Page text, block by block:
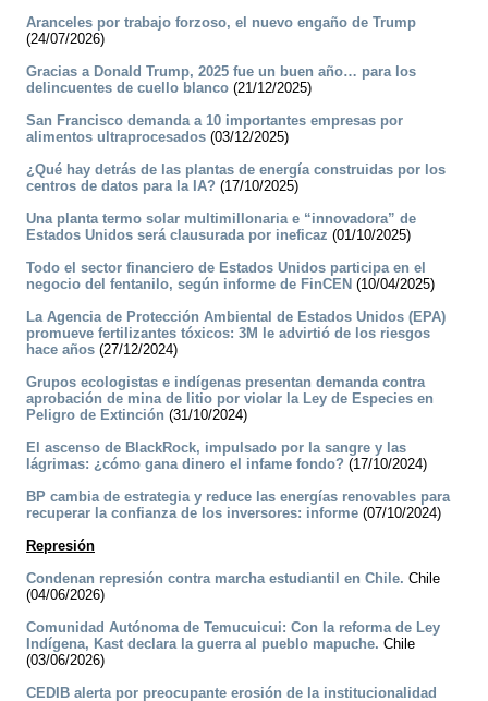
Aranceles por trabajo forzoso, el nuevo engaño de Trump
(24/07/2026)
Gracias a Donald Trump, 2025 fue un buen año… para los
delincuentes de cuello blanco (21/12/2025)
San Francisco demanda a 10 importantes empresas por
alimentos ultraprocesados (03/12/2025)
¿Qué hay detrás de las plantas de energía construidas por los
centros de datos para la IA? (17/10/2025)
Una planta termo solar multimillonaria e “innovadora” de
Estados Unidos será clausurada por ineficaz (01/10/2025)
Todo el sector financiero de Estados Unidos participa en el
negocio del fentanilo, según informe de FinCEN (10/04/2025)
La Agencia de Protección Ambiental de Estados Unidos (EPA)
promueve fertilizantes tóxicos: 3M le advirtió de los riesgos
hace años (27/12/2024)
Grupos ecologistas e indígenas presentan demanda contra
aprobación de mina de litio por violar la Ley de Especies en
Peligro de Extinción (31/10/2024)
El ascenso de BlackRock, impulsado por la sangre y las
lágrimas: ¿cómo gana dinero el infame fondo? (17/10/2024)
BP cambia de estrategia y reduce las energías renovables para
recuperar la confianza de los inversores: informe (07/10/2024)
Represión
Condenan represión contra marcha estudiantil en Chile. Chile
(04/06/2026)
Comunidad Autónoma de Temucuicui: Con la reforma de Ley
Indígena, Kast declara la guerra al pueblo mapuche. Chile
(03/06/2026)
CEDIB alerta por preocupante erosión de la institucionalidad